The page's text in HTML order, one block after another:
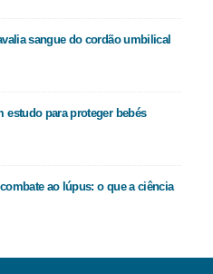
sangue do cordão umbilical
estudo para proteger bebés
ao lúpus: o que a ciência